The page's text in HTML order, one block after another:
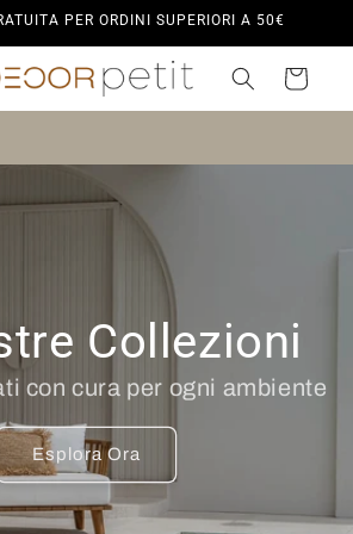
PER ORDINI SUPERIORI A 50€
Carrello
Collezioni
con cura per ogni ambiente
Esplora Ora